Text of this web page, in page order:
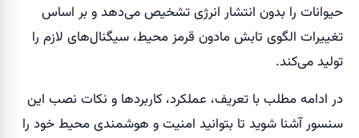
حیوانات را بدون انتشار انرژی تشخیص می‌دهد و بر اساس
تغییرات الگوی تابش مادون قرمز محیط، سیگنال‌های لازم را
تولید می‌کند.
در ادامه مطلب با تعریف، عملکرد، کاربردها و نکات نصب این
سنسور آشنا شوید تا بتوانید امنیت و هوشمندی محیط خود را